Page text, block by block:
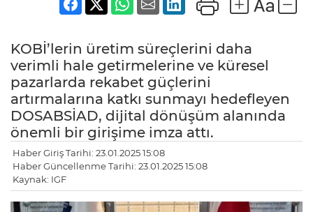
KOBİ’lerin üretim süreçlerini daha
verimli hale getirmelerine ve küresel
pazarlarda rekabet güçlerini
artırmalarına katkı sunmayı hedefleyen
DOSABSİAD, dijital dönüşüm alanında
önemli bir girişime imza attı.
Haber Giriş Tarihi: 23.01.2025 15:08
Haber Güncellenme Tarihi: 23.01.2025 15:08
Kaynak: IGF